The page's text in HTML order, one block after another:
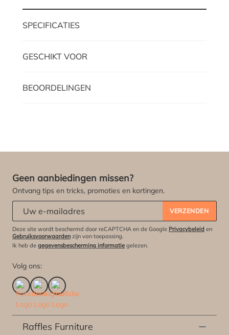
SPECIFICATIES
GESCHIKT VOOR
BEOORDELINGEN
Geen aanbiedingen missen?
Ontvang tips en tricks, promoties en kortingen.
VERZENDEN
Deze site wordt beschermd door reCAPTCHA en de Google Privacybeleid en
Gebruiksvoorwaarden zijn van toepassing.
Ik heb de gegevensbescherming informatie gelezen.
Volg ons:
Raffles Furniture